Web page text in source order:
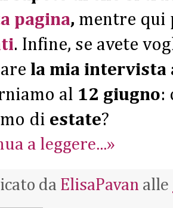
pagina, mentre
. Infine, se avete
la mia intervista
al 12 giugno:
di estate?
a leggere...»
da ElisaPavan alle